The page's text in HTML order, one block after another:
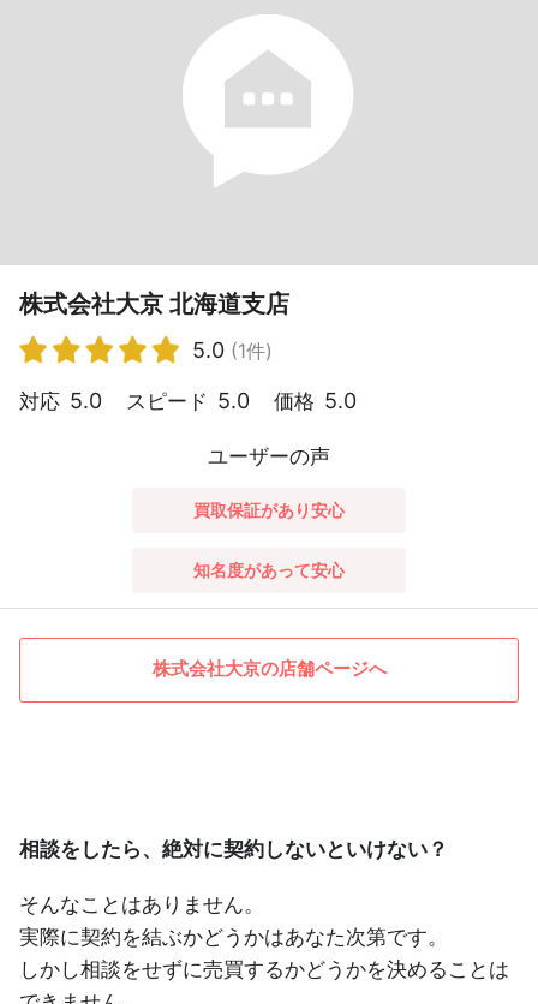
株式会社大京 北海道支店
5.0 (1件)
対応 5.0 スピード 5.0 価格 5.0
ユーザーの声
買取保証があり安心
知名度があって安心
株式会社大京の店舗ページへ
相談をしたら、絶対に契約しないといけない？
そんなことはありません。
実際に契約を結ぶかどうかはあなた次第です。
しかし相談をせずに売買するかどうかを決めることは